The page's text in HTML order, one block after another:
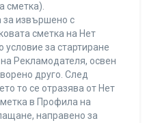
сметка).
за извършено с
сметка на Нет
за стартиране
Рекламодателя, освен
друго. След
то се отразява от Нет
в Профила на
направено за